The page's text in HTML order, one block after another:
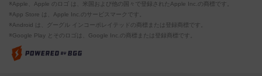
※Apple、Apple のロゴ は、米国および他の国々で登録されたApple Inc.の商標です。
※App Store は、Apple Inc.のサービスマークです。
※Android は、グーグル インコーポレイテッドの商標または登録商標です。
※Google Play とそのロゴは、Google Inc.の商標または登録商標です。